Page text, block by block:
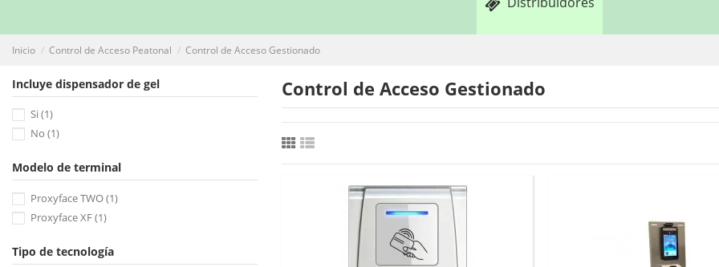
Inicio Control de Acceso Peatonal Control de Acceso Gestionado
Control de Acceso Gestionado
Incluye dispensador de gel
Si(1)
No (1)
Modelo de terminal
Proxyface TWO(1)
Proxyface XF(1)
Tipo de tecnología